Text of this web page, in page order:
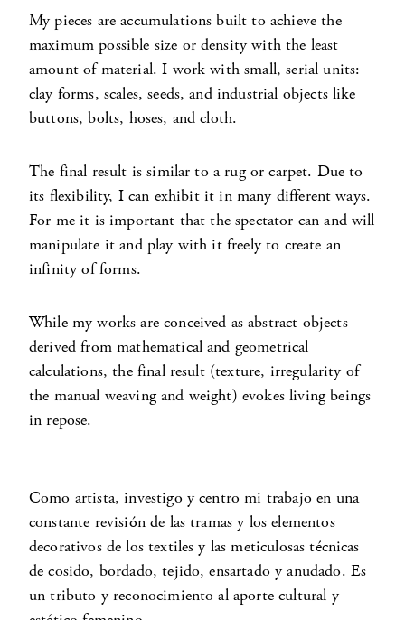
My pieces are accumulations built to achieve the
maximum possible size or density with the least
amount of material. I work with small, serial units:
clay forms, scales, seeds, and industrial objects like
buttons, bolts, hoses, and cloth.
The final result is similar to a rug or carpet. Due to
its flexibility, I can exhibit it in many different ways.
For me it is important that the spectator can and will
manipulate it and play with it freely to create an
infinity of forms.
While my works are conceived as abstract objects
derived from mathematical and geometrical
calculations, the final result (texture, irregularity of
the manual weaving and weight) evokes living beings
in repose.
Como artista, investigo y centro mi trabajo en una
constante revisión de las tramas y los elementos
decorativos de los textiles y las meticulosas técnicas
de cosido, bordado, tejido, ensartado y anudado. Es
un tributo y reconocimiento al aporte cultural y